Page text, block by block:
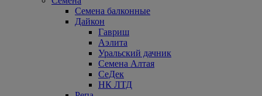
Семена балконные
Дайкон
Гавриш
Аэлита
Уральский дачник
Семена Алтая
СеДек
НК ЛТД